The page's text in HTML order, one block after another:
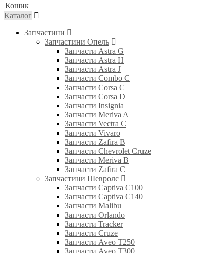
Кошик
Каталог
Запчастини
Запчастини Опель
Запчасти Astra G
Запчасти Astra H
Запчасти Astra J
Запчасти Combo C
Запчасти Corsa C
Запчасти Corsa D
Запчасти Insignia
Запчасти Meriva A
Запчасти Vectra C
Запчасти Vivaro
Запчасти Zafira B
Запчасти Chevrolet Cruze
Запчасти Meriva B
Запчасти Zafira C
Запчастини Шевролє
Запчасти Captiva C100
Запчасти Captiva C140
Запчасти Malibu
Запчасти Orlando
Запчасти Tracker
Запчасти Cruze
Запчасти Aveo T250
Запчасти Aveo T300